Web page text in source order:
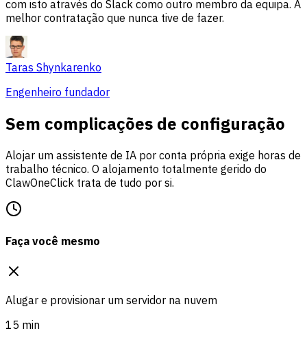
com isto através do Slack como outro membro da equipa. A
melhor contratação que nunca tive de fazer.
Taras Shynkarenko
Engenheiro fundador
Sem complicações de configuração
Alojar um assistente de IA por conta própria exige horas de
trabalho técnico. O alojamento totalmente gerido do
ClawOneClick trata de tudo por si.
Faça você mesmo
Alugar e provisionar um servidor na nuvem
15 min